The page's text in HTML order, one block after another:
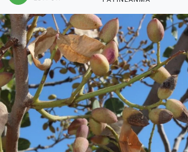
KÜLTÜR SANAT
EĞİTİM
ÖZEL HABER
POLİTİKA
SAĞLIK